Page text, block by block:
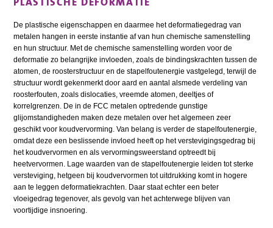
De plastische eigenschappen en daarmee het deformatiegedrag van
metalen hangen in eerste instantie af van hun chemische samenstelling
en hun structuur. Met de chemische samenstelling worden voor de
deformatie zo belangrijke invloeden, zoals de bindingskrachten tussen de
atomen, de roosterstructuur en de stapelfoutenergie vastgelegd, terwijl de
structuur wordt gekenmerkt door aard en aantal alsmede verdeling van
roosterfouten, zoals dislocaties, vreemde atomen, deeltjes of
korrelgrenzen. De in de FCC metalen optredende gunstige
glijomstandigheden maken deze metalen over het algemeen zeer
geschikt voor koudvervorming. Van belang is verder de stapelfoutenergie,
omdat deze een beslissende invloed heeft op het verstevigingsgedrag bij
het koudvervormen en als vervormingsweerstand optreedt bij
heetvervormen. Lage waarden van de stapelfoutenergie leiden tot sterke
versteviging, hetgeen bij koudvervormen tot uitdrukking komt in hogere
aan te leggen deformatiekrachten. Daar staat echter een beter
vloeigedrag tegenover, als gevolg van het achterwege blijven van
voortijdige insnoering.